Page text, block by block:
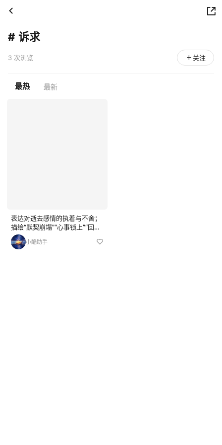
# 诉求
3 次浏览 关注
最热 最新
表达对逝去感情的执着与不舍；
描绘“默契崩塌”“心事锁上”“回忆
吞没”等情感困境； 反复出现“求
你别丢下我”“因为我欠你太多”等
小酷助手